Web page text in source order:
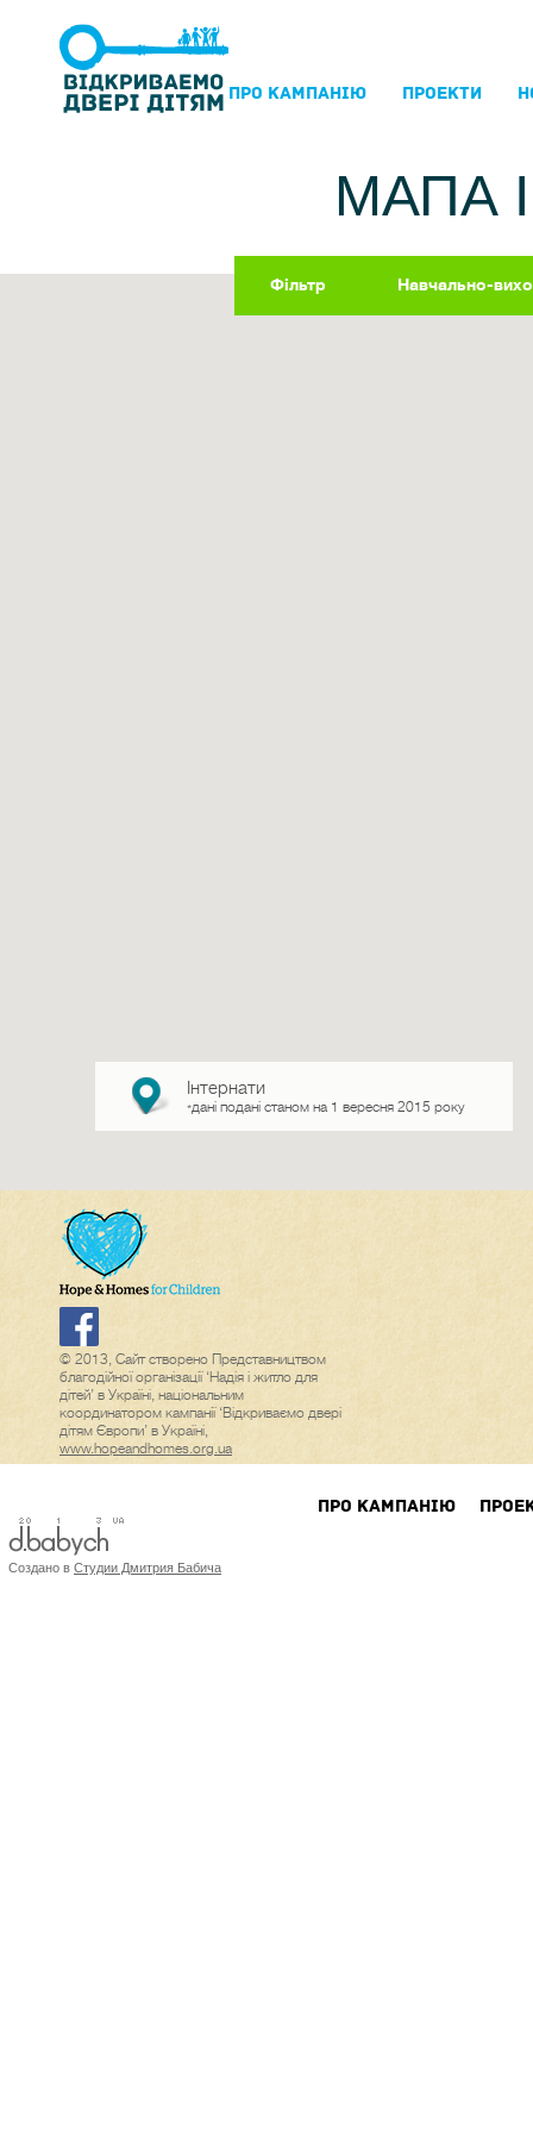
ПРО КАМПАНIЮ ПРОЕКТИ
МАПА
Фільтр Навчально-
Інтернати
*дані подані станом на 1 вересня 2015 року
© 2013, Сайт створено Представництвом
благодійної організації ‘Надія і житло для
дітей’ в Україні, національним
координатором кампанії ‘Відкриваємо двері
дітям Європи’ в Україні,
www.hopeandhomes.org.ua
ПРО КАМПАНIЮ
Создано в Студии Дмитрия Бабича